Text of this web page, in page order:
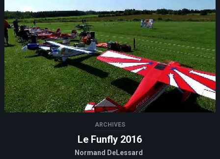
ARCHIVES
Le Funfly 2016
Normand DeLessard